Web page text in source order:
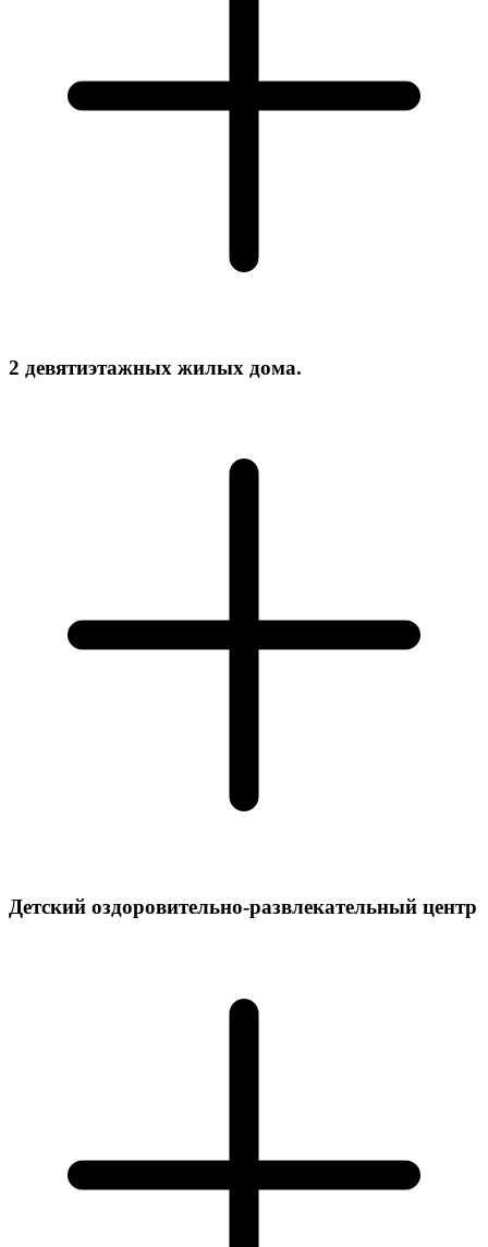
2 девятиэтажных жилых дома.
Детский оздоровительно-развлекательный центр